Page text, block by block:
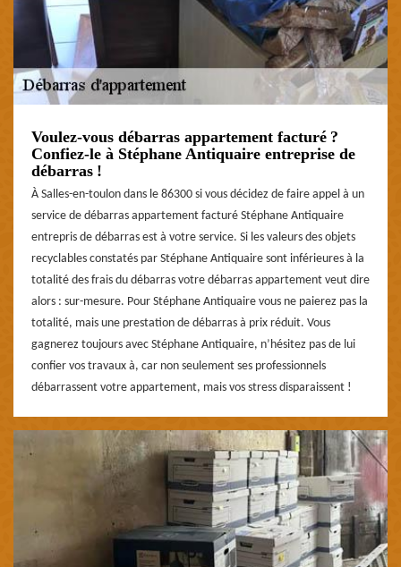
Voulez-vous débarras appartement facturé ?
Confiez-le à Stéphane Antiquaire entreprise de
débarras !
À Salles-en-toulon dans le 86300 si vous décidez de faire appel à un
service de débarras appartement facturé Stéphane Antiquaire
entrepris de débarras est à votre service. Si les valeurs des objets
recyclables constatés par Stéphane Antiquaire sont inférieures à la
totalité des frais du débarras votre débarras appartement veut dire
alors : sur-mesure. Pour Stéphane Antiquaire vous ne paierez pas la
totalité, mais une prestation de débarras à prix réduit. Vous
gagnerez toujours avec Stéphane Antiquaire, n’hésitez pas de lui
confier vos travaux à, car non seulement ses professionnels
débarrassent votre appartement, mais vos stress disparaissent !